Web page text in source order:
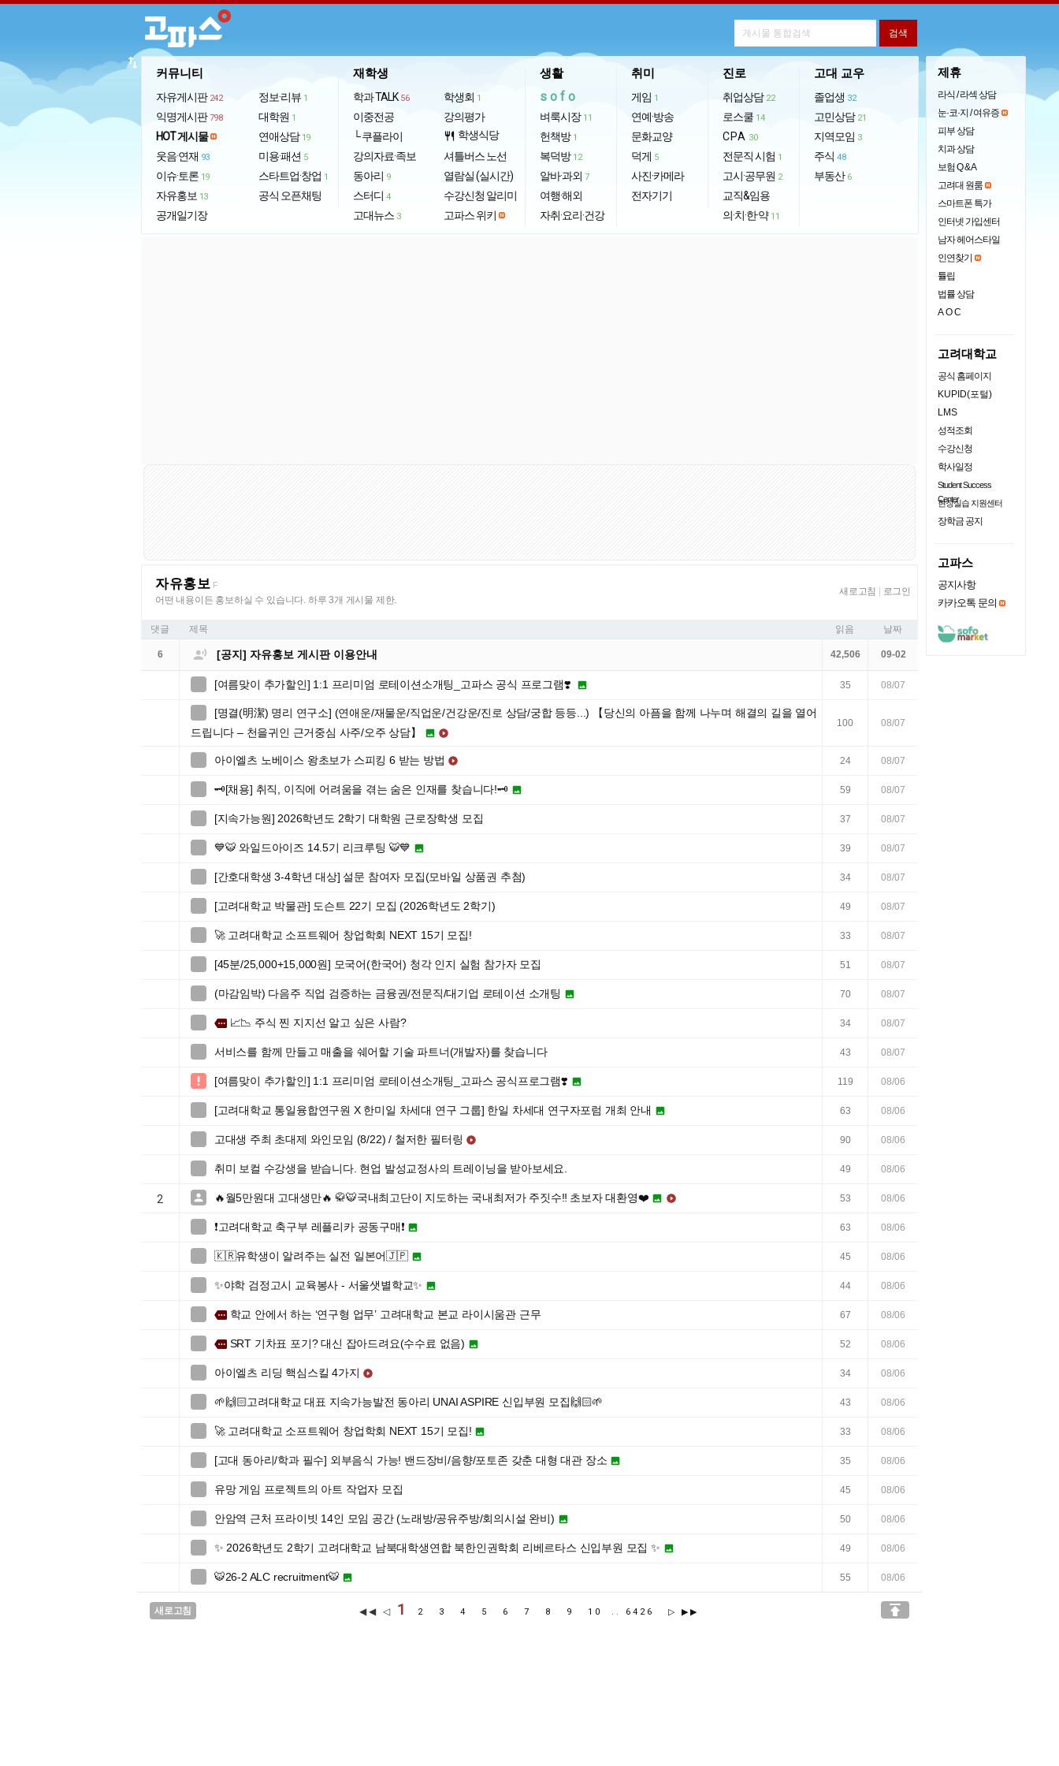
커뮤니티
자유게시판 242
익명게시판 798
HOT 게시물
웃음·연재 93
이슈·토론 19
자유홍보 13
공개일기장
정보·리뷰 1
대학원 1
연애상담 19
미용·패션 5
스타트업·창업 1
공식 오픈채팅
재학생
학과 TALK 56
이중전공
└ 쿠플라이
강의자료·족보
동아리 9
스터디 4
고대뉴스 3
학생회 1
강의평가
restaurant 학생식당
셔틀버스 노선
열람실 (실시간)
수강신청 알리미
고파스 위키
생활
sofo
벼룩시장 11
헌책방 1
복덕방 12
알바·과외 7
여행·해외
자취·요리·건강
취미
게임 1
연예·방송
문화교양
덕게 5
사진·카메라
전자기기
진로
취업상담 22
로스쿨 14
CPA 30
전문직 시험 1
고시·공무원 2
교직&임용
의·치·한·약 11
고대 교우
졸업생 32
고민상담 21
지역모임 3
주식 48
부동산 6
import_export
자유홍보 F
어떤 내용이든 홍보하실 수 있습니다. 하루 3개 게시물 제한.
새로고침 로그인
댓글 제목 읽음 날짜
6  [공지] 자유홍보 게시판 이용안내 42,506 09-02
[여름맞이 추가할인] 1:1 프리미엄 로테이션소개팅_고파스 공식 프로그램❣️  35 08/07
[명결(明潔) 명리 연구소] (연애운/재물운/직업운/건강운/진로 상담/궁합 등등...) 【당신의 아픔을 함께 나누며 해결의 길을 열어
드립니다 – 천을귀인 근거중심 사주/오주 상담】
 
100 08/07
아이엘츠 노베이스 왕초보가 스피킹 6 받는 방법  24 08/07
🗝️[채용] 취직, 이직에 어려움을 겪는 숨은 인재를 찾습니다!🗝️  59 08/07
[지속가능원] 2026학년도 2학기 대학원 근로장학생 모집 37 08/07
💙🐯 와일드아이즈 14.5기 리크루팅 🐯💙  39 08/07
[간호대학생 3-4학년 대상] 설문 참여자 모집(모바일 상품권 추첨) 34 08/07
[고려대학교 박물관] 도슨트 22기 모집 (2026학년도 2학기) 49 08/07
🚀 고려대학교 소프트웨어 창업학회 NEXT 15기 모집! 33 08/07
[45분/25,000+15,000원] 모국어(한국어) 청각 인지 실험 참가자 모집 51 08/07
(마감임박) 다음주 직업 검증하는 금융권/전문직/대기업 로테이션 소개팅  70 08/07
more 📈📉 주식 찐 지지선 알고 싶은 사람? 34 08/07
서비스를 함께 만들고 매출을 쉐어할 기술 파트너(개발자)를 찾습니다 43 08/07
 [여름맞이 추가할인] 1:1 프리미엄 로테이션소개팅_고파스 공식프로그램❣️  119 08/06
[고려대학교 통일융합연구원 X 한미일 차세대 연구 그룹] 한일 차세대 연구자포럼 개최 안내  63 08/06
고대생 주최 초대제 와인모임 (8/22) / 철저한 필터링  90 08/06
취미 보컬 수강생을 받습니다. 현업 발성교정사의 트레이닝을 받아보세요. 49 08/06
2  🔥월5만원대 고대생만🔥 🥋🐯국내최고단이 지도하는 국내최저가 주짓수‼️ 초보자 대환영❤️   53 08/06
❗️고려대학교 축구부 레플리카 공동구매❗️  63 08/06
🇰🇷유학생이 알려주는 실전 일본어🇯🇵  45 08/06
✨야학 검정고시 교육봉사 - 서울샛별학교✨  44 08/06
more 학교 안에서 하는 ‘연구형 업무’ 고려대학교 본교 라이시움관 근무 67 08/06
more SRT 기차표 포기? 대신 잡아드려요(수수료 없음)  52 08/06
아이엘츠 리딩 핵심스킬 4가지  34 08/06
🌱🙌🏻고려대학교 대표 지속가능발전 동아리 UNAI ASPIRE 신입부원 모집🙌🏻🌱 43 08/06
🚀 고려대학교 소프트웨어 창업학회 NEXT 15기 모집!  33 08/06
[고대 동아리/학과 필수] 외부음식 가능! 밴드장비/음향/포토존 갖춘 대형 대관 장소  35 08/06
유망 게임 프로젝트의 아트 작업자 모집 45 08/06
안암역 근처 프라이빗 14인 모임 공간 (노래방/공유주방/회의시설 완비)  50 08/06
✨ 2026학년도 2학기 고려대학교 남북대학생연합 북한인권학회 리베르타스 신입부원 모집 ✨  49 08/06
🐯26-2 ALC recruitment🐯  55 08/06
새로고침 ◀◀ ◁ 1 2 3 4 5 6 7 8 9 10 .. 6426 ▷ ▶▶ 
제휴
라식 / 라섹 상담
눈·코·지 / 여유증
피부 상담
치과 상담
보험 Q & A
고려대 원룸
스마트폰 특가
인터넷 가입센터
남자 헤어스타일
인연찾기
튤립
법률 상담
AOC
고려대학교
공식 홈페이지
KUPID(포털)
LMS
성적조회
수강신청
학사일정
Student Success
Center
현장실습 지원센터
장학금 공지
고파스
공지사항
카카오톡 문의